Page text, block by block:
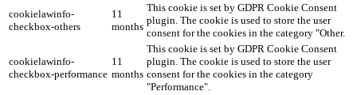
cookielawinfo-
checkbox-others
11
months
This cookie is set by GDPR Cookie Consent
plugin. The cookie is used to store the user
consent for the cookies in the category "Other.
cookielawinfo-
checkbox-performance
11
months
This cookie is set by GDPR Cookie Consent
plugin. The cookie is used to store the user
consent for the cookies in the category
"Performance".